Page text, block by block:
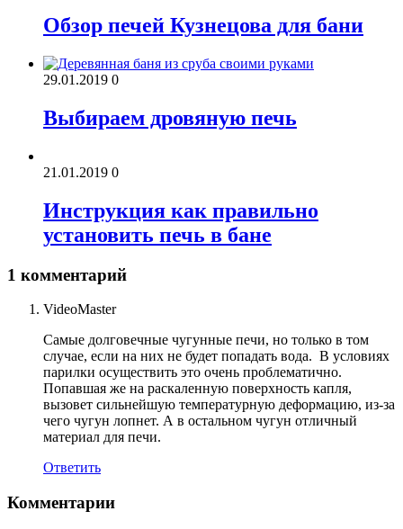
Обзор печей Кузнецова для бани
29.01.2019 0
Выбираем дровяную печь
21.01.2019 0
Инструкция как правильно
установить печь в бане
1 комментарий
VideoMaster
Самые долговечные чугунные печи, но только в том
случае, если на них не будет попадать вода. В условиях
парилки осуществить это очень проблематично.
Попавшая же на раскаленную поверхность капля,
вызовет сильнейшую температурную деформацию, из-за
чего чугун лопнет. А в остальном чугун отличный
материал для печи.
Ответить
Комментарии